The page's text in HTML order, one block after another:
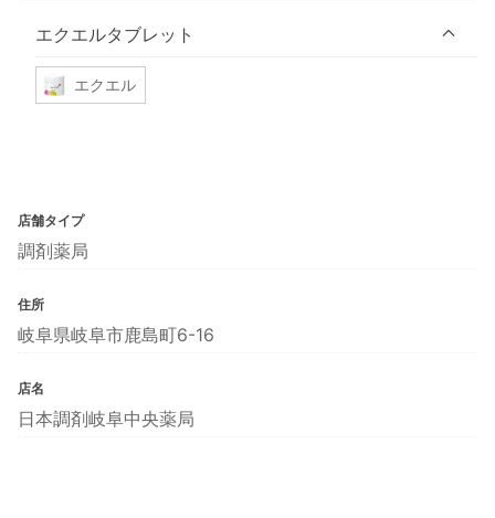
エクエルタブレット
エクエル
店舗タイプ
調剤薬局
住所
岐阜県岐阜市鹿島町6-16
店名
日本調剤岐阜中央薬局